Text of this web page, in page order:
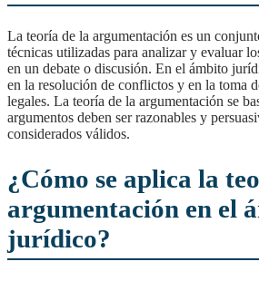
La teoría de la argumentación es un conjunto de principios y
técnicas utilizadas para analizar y evaluar
en un debate o discusión. En el ámbito
en la resolución de conflictos y en la toma
legales. La teoría de la argumentación se
argumentos deben ser razonables y
considerados válidos.
¿Cómo se aplica la
argumentación en el
jurídico?